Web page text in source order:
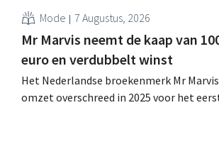
Mode 7 Augustus, 2026
Mr Marvis neemt de kaap van
euro en verdubbelt winst
Het Nederlandse broekenmerk Mr
omzet overschreed in 2025 voor het